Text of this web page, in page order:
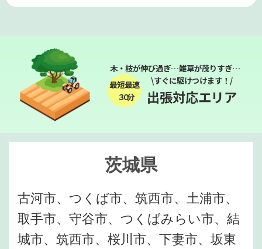
木・枝が伸び過ぎ…雑草が茂りすぎ…
最短最速
３０分
\すぐに駆けつけます！/
出張対応エリア
茨城県
古河市、つくば市、筑西市、土浦市、
取手市、守谷市、つくばみらい市、結
城市、筑西市、桜川市、下妻市、坂東